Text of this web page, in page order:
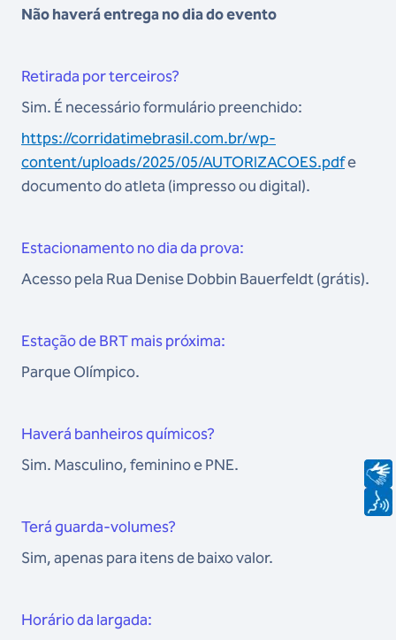
Não haverá entrega no dia do evento
Retirada por terceiros?
Sim. É necessário formulário preenchido:
https://corridatimebrasil.com.br/wp-
content/uploads/2025/05/AUTORIZACOES.pdfe
documento do atleta (impresso ou digital).
Estacionamento no dia da prova:
Acesso pela Rua Denise Dobbin Bauerfeldt (grátis).
Estação de BRT mais próxima:
Parque Olímpico.
Haverá banheiros químicos?
Sim. Masculino, feminino e PNE.
Terá guarda-volumes?
Sim, apenas para itens de baixo valor.
Horário da largada: